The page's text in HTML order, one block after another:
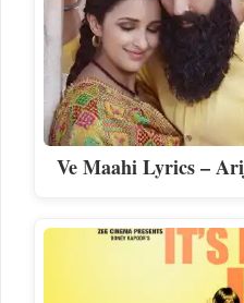
Ve Maahi Lyrics –